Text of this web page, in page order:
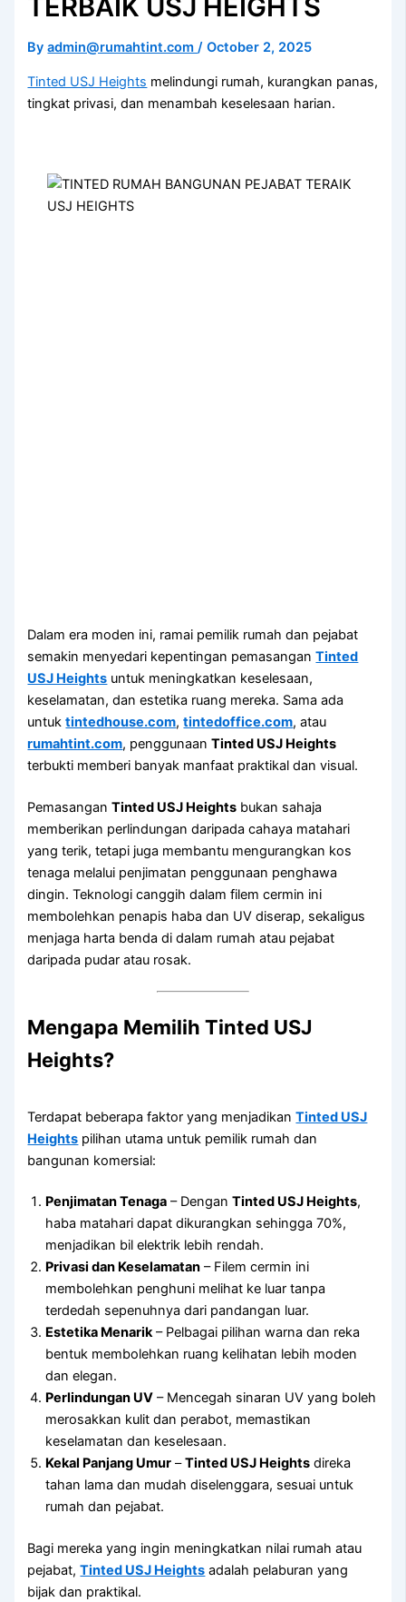
TERBAIK USJ HEIGHTS
Byadmin@rumahtint.com/October 2, 2025
Tinted USJ Heights melindungi rumah, kurangkan panas,
tingkat privasi, dan menambah keselesaan harian.
Dalam era moden ini, ramai pemilik rumah dan pejabat
semakin menyedari kepentingan pemasanganTinted
USJ Heights untuk meningkatkan keselesaan,
keselamatan, dan estetika ruang mereka. Sama ada
untuktintedhouse.com,tintedoffice.com, atau
rumahtint.com, penggunaanTinted USJ Heights
terbukti memberi banyak manfaat praktikal dan visual.
PemasanganTinted USJ Heights bukan sahaja
memberikan perlindungan daripada cahaya matahari
yang terik, tetapi juga membantu mengurangkan kos
tenaga melalui penjimatan penggunaan penghawa
dingin. Teknologi canggih dalam filem cermin ini
membolehkan penapis haba dan UV diserap, sekaligus
menjaga harta benda di dalam rumah atau pejabat
daripada pudar atau rosak.
Mengapa Memilih Tinted USJ
Heights?
Terdapat beberapa faktor yang menjadikanTinted USJ
Heights pilihan utama untuk pemilik rumah dan
bangunan komersial:
Penjimatan Tenaga – DenganTinted USJ Heights,
haba matahari dapat dikurangkan sehingga 70%,
menjadikan bil elektrik lebih rendah.
Privasi dan Keselamatan – Filem cermin ini
membolehkan penghuni melihat ke luar tanpa
terdedah sepenuhnya dari pandangan luar.
Estetika Menarik– Pelbagai pilihan warna dan reka
bentuk membolehkan ruang kelihatan lebih moden
dan elegan.
Perlindungan UV – Mencegah sinaran UV yang boleh
merosakkan kulit dan perabot, memastikan
keselamatan dan keselesaan.
Kekal Panjang Umur –Tinted USJ Heights direka
tahan lama dan mudah diselenggara, sesuai untuk
rumah dan pejabat.
Bagi mereka yang ingin meningkatkan nilai rumah atau
pejabat,Tinted USJ Heights adalah pelaburan yang
bijak dan praktikal.